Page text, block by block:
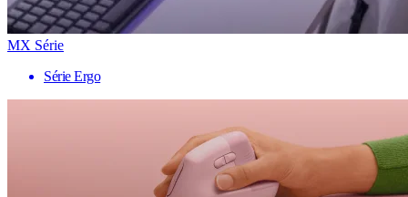
MX Série
Série Ergo